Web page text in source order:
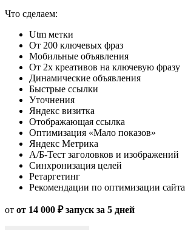
Что сделаем:
Utm метки
От 200 ключевых фраз
Мобильные объявления
От 2х креативов на ключевую фразу
Динамические объявления
Быстрые ссылки
Уточнения
Яндекс визитка
Отображающая ссылка
Оптимизация «Мало показов»
Яндекс Метрика
А/Б-Тест заголовков и изображений
Синхронизация целей
Ретаргетинг
Рекомендации по оптимизации сайта
от от 14 000 ₽ запуск за 5 дней